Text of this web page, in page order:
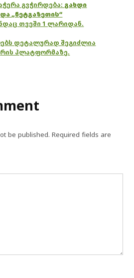
გვჭირდება: გახდი
„ნეტგაზეთის“
თვეში 1 ლარიდან.
დეტალურად შეგიძლია
პლატფორმაზე.
be published. Required fields are